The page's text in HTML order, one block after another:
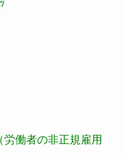
働者の非正規雇用